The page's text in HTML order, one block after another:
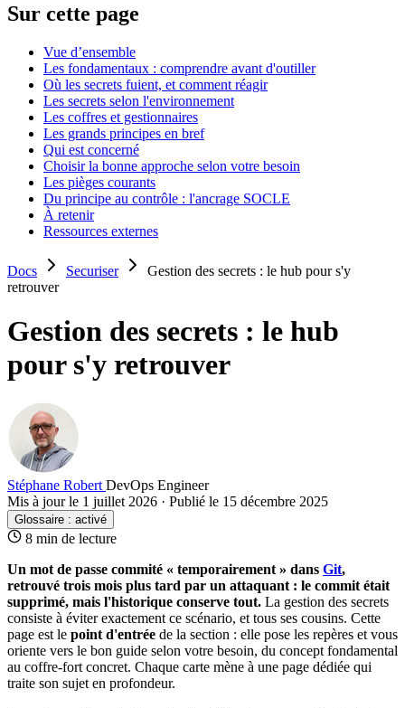
Sur cette page
Vue d’ensemble
Les fondamentaux : comprendre avant d'outiller
Où les secrets fuient, et comment réagir
Les secrets selon l'environnement
Les coffres et gestionnaires
Les grands principes en bref
Qui est concerné
Choisir la bonne approche selon votre besoin
Les pièges courants
Du principe au contrôle : l'ancrage SOCLE
À retenir
Ressources externes
Docs Securiser
Gestion des secrets : le hub pour s'y
retrouver
Gestion des secrets : le hub
pour s'y retrouver
Stéphane Robert DevOps Engineer
Mis à jour le 1 juillet 2026 · Publié le 15 décembre 2025
Glossaire : activé
8 min de lecture
Un mot de passe commité « temporairement » dans Git,
retrouvé trois mois plus tard par un attaquant : le commit était
supprimé, mais l'historique conserve tout. La gestion des secrets
consiste à éviter exactement ce scénario, et tous ses cousins. Cette
page est le point d'entrée de la section : elle pose les repères et vous
oriente vers le bon guide selon votre besoin, du concept fondamental
au coffre-fort concret. Chaque carte mène à une page dédiée qui
traite son sujet en profondeur.